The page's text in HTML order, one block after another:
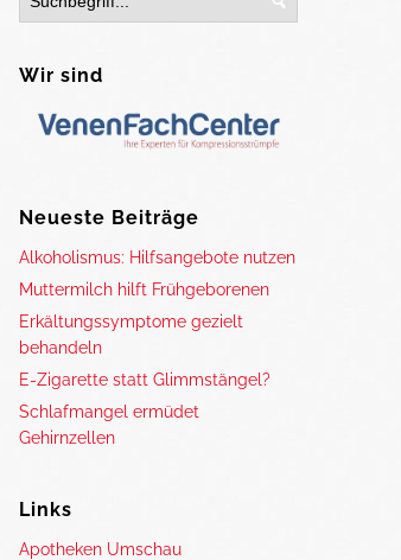
Wir sind
Neueste Beiträge
Alkoholismus: Hilfsangebote nutzen
Muttermilch hilft Frühgeborenen
Erkältungssymptome gezielt
behandeln
E-Zigarette statt Glimmstängel?
Schlafmangel ermüdet
Gehirnzellen
Links
Apotheken Umschau